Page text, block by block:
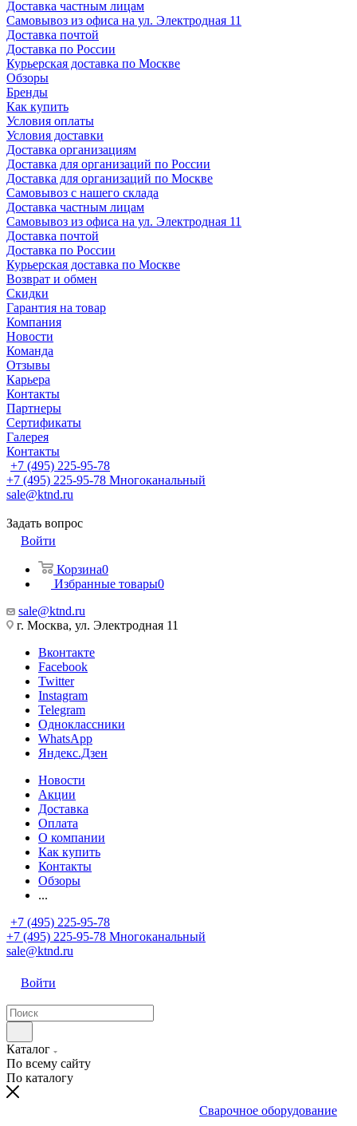
Доставка частным лицам
Самовывоз из офиса на ул. Электродная 11
Доставка почтой
Доставка по России
Курьерская доставка по Москве
Обзоры
Бренды
Как купить
Условия оплаты
Условия доставки
Доставка организациям
Доставка для организаций по России
Доставка для организаций по Москве
Самовывоз с нашего склада
Доставка частным лицам
Самовывоз из офиса на ул. Электродная 11
Доставка почтой
Доставка по России
Курьерская доставка по Москве
Возврат и обмен
Скидки
Гарантия на товар
Компания
Новости
Команда
Отзывы
Карьера
Контакты
Партнеры
Сертификаты
Галерея
Контакты
+7 (495) 225-95-78
+7 (495) 225-95-78 Многоканальный
sale@ktnd.ru
Задать вопрос
Войти
Корзина0
Избранные товары0
sale@ktnd.ru
г. Москва, ул. Электродная 11
Вконтакте
Facebook
Twitter
Instagram
Telegram
Одноклассники
WhatsApp
Яндекс.Дзен
Новости
Акции
Доставка
Оплата
О компании
Как купить
Контакты
Обзоры
...
+7 (495) 225-95-78
+7 (495) 225-95-78 Многоканальный
sale@ktnd.ru
Войти
Каталог
По всему сайту
По каталогу
Сварочное оборудование